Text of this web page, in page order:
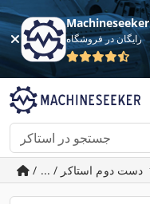
Machineseeker
رایگان در فروشگاه